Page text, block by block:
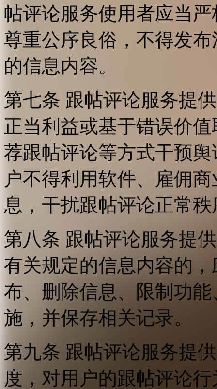
帖评论服务使用者应当
尊重公序良俗，不得发
的信息内容。
第七条 跟帖评论服务提
正当利益或基于错误价
荐跟帖评论等方式干预
户不得利用软件、雇佣
息，干扰跟帖评论正常
第八条 跟帖评论服务提
有关规定的信息内容的
布、删除信息、限制功
施，并保存相关记录。
第九条 跟帖评论服务提
度，对用户的跟帖评论